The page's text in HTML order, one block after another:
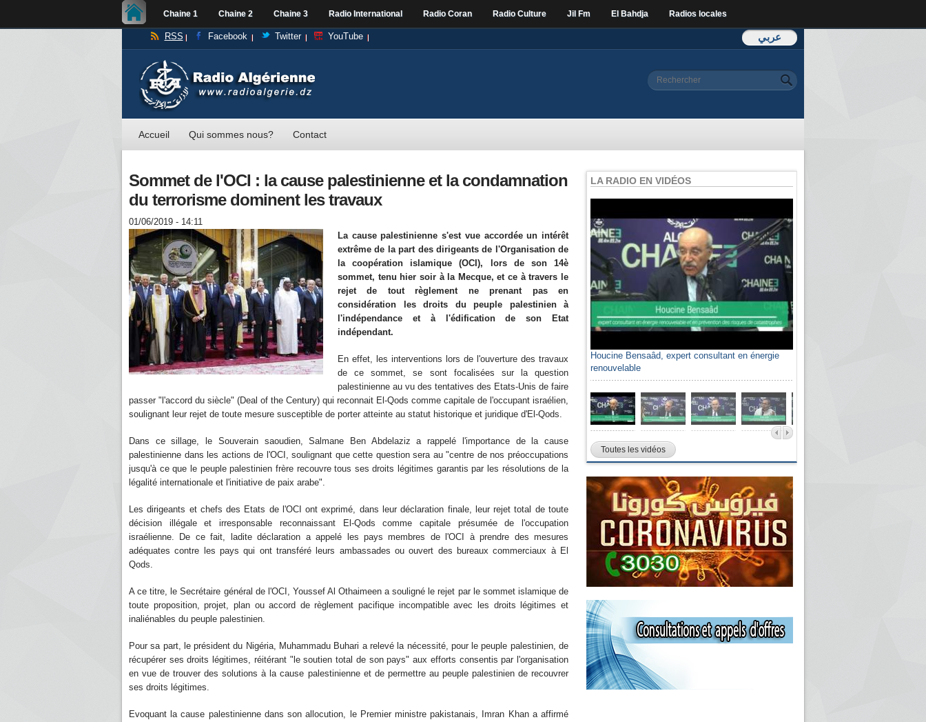
Chaine 1 Chaine 2 Chaine 3 Radio International Radio Coran Radio Culture Jil Fm El Bahdja Radios locales
عربي RSS Facebook Twitter YouTube
Formulaire de
Rechercher
Accueil Qui sommes nous? Contact
Sommet de l'OCI : la cause palestinienne et la condamnation
du terrorisme dominent les travaux
01/06/2019 - 14:11
La cause palestinienne s'est vue accordée un intérêt
extrême de la part des dirigeants de l'Organisation de
la coopération islamique (OCI), lors de son 14è
sommet, tenu hier soir à la Mecque, et ce à travers le
rejet de tout règlement ne prenant pas en
considération les droits du peuple palestinien à
l'indépendance et à l'édification de son Etat
indépendant.
En effet, les interventions lors de l'ouverture des travaux
de ce sommet, se sont focalisées sur la question
palestinienne au vu des tentatives des Etats-Unis de faire
passer "l'accord du siècle" (Deal of the Century) qui reconnait El-Qods comme capitale de l'occupant israélien,
soulignant leur rejet de toute mesure susceptible de porter atteinte au statut historique et juridique d'El-Qods.
Dans ce sillage, le Souverain saoudien, Salmane Ben Abdelaziz a rappelé l'importance de la cause
palestinienne dans les actions de l'OCI, soulignant que cette question sera au "centre de nos préoccupations
jusqu'à ce que le peuple palestinien frère recouvre tous ses droits légitimes garantis par les résolutions de la
légalité internationale et l'initiative de paix arabe".
Les dirigeants et chefs des Etats de l'OCI ont exprimé, dans leur déclaration finale, leur rejet total de toute
décision illégale et irresponsable reconnaissant El-Qods comme capitale présumée de l'occupation
israélienne. De ce fait, ladite déclaration a appelé les pays membres de l'OCI à prendre des mesures
adéquates contre les pays qui ont transféré leurs ambassades ou ouvert des bureaux commerciaux à El
Qods.
A ce titre, le Secrétaire général de l'OCI, Youssef Al Othaimeen a souligné le rejet par le sommet islamique de
toute proposition, projet, plan ou accord de règlement pacifique incompatible avec les droits légitimes et
inaliénables du peuple palestinien.
Pour sa part, le président du Nigéria, Muhammadu Buhari a relevé la nécessité, pour le peuple palestinien, de
récupérer ses droits légitimes, réitérant "le soutien total de son pays" aux efforts consentis par l'organisation
en vue de trouver des solutions à la cause palestinienne et de permettre au peuple palestinien de recouvrer
ses droits légitimes.
Evoquant la cause palestinienne dans son allocution, le Premier ministre pakistanais, Imran Khan a affirmé
LA RADIO EN VIDÉOS
Houcine Bensaâd, expert consultant en énergie
renouvelable
Toutes les vidéos